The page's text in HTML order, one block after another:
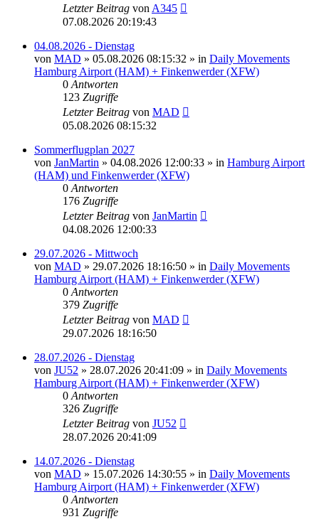
Letzter Beitrag von A345
07.08.2026 20:19:43
04.08.2026 - Dienstag
von MAD » 05.08.2026 08:15:32 » in Daily Movements
Hamburg Airport (HAM) + Finkenwerder (XFW)
0 Antworten
123 Zugriffe
Letzter Beitrag von MAD
05.08.2026 08:15:32
Sommerflugplan 2027
von JanMartin » 04.08.2026 12:00:33 » in Hamburg Airport
(HAM) und Finkenwerder (XFW)
0 Antworten
176 Zugriffe
Letzter Beitrag von JanMartin
04.08.2026 12:00:33
29.07.2026 - Mittwoch
von MAD » 29.07.2026 18:16:50 » in Daily Movements
Hamburg Airport (HAM) + Finkenwerder (XFW)
0 Antworten
379 Zugriffe
Letzter Beitrag von MAD
29.07.2026 18:16:50
28.07.2026 - Dienstag
von JU52 » 28.07.2026 20:41:09 » in Daily Movements
Hamburg Airport (HAM) + Finkenwerder (XFW)
0 Antworten
326 Zugriffe
Letzter Beitrag von JU52
28.07.2026 20:41:09
14.07.2026 - Dienstag
von MAD » 15.07.2026 14:30:55 » in Daily Movements
Hamburg Airport (HAM) + Finkenwerder (XFW)
0 Antworten
931 Zugriffe